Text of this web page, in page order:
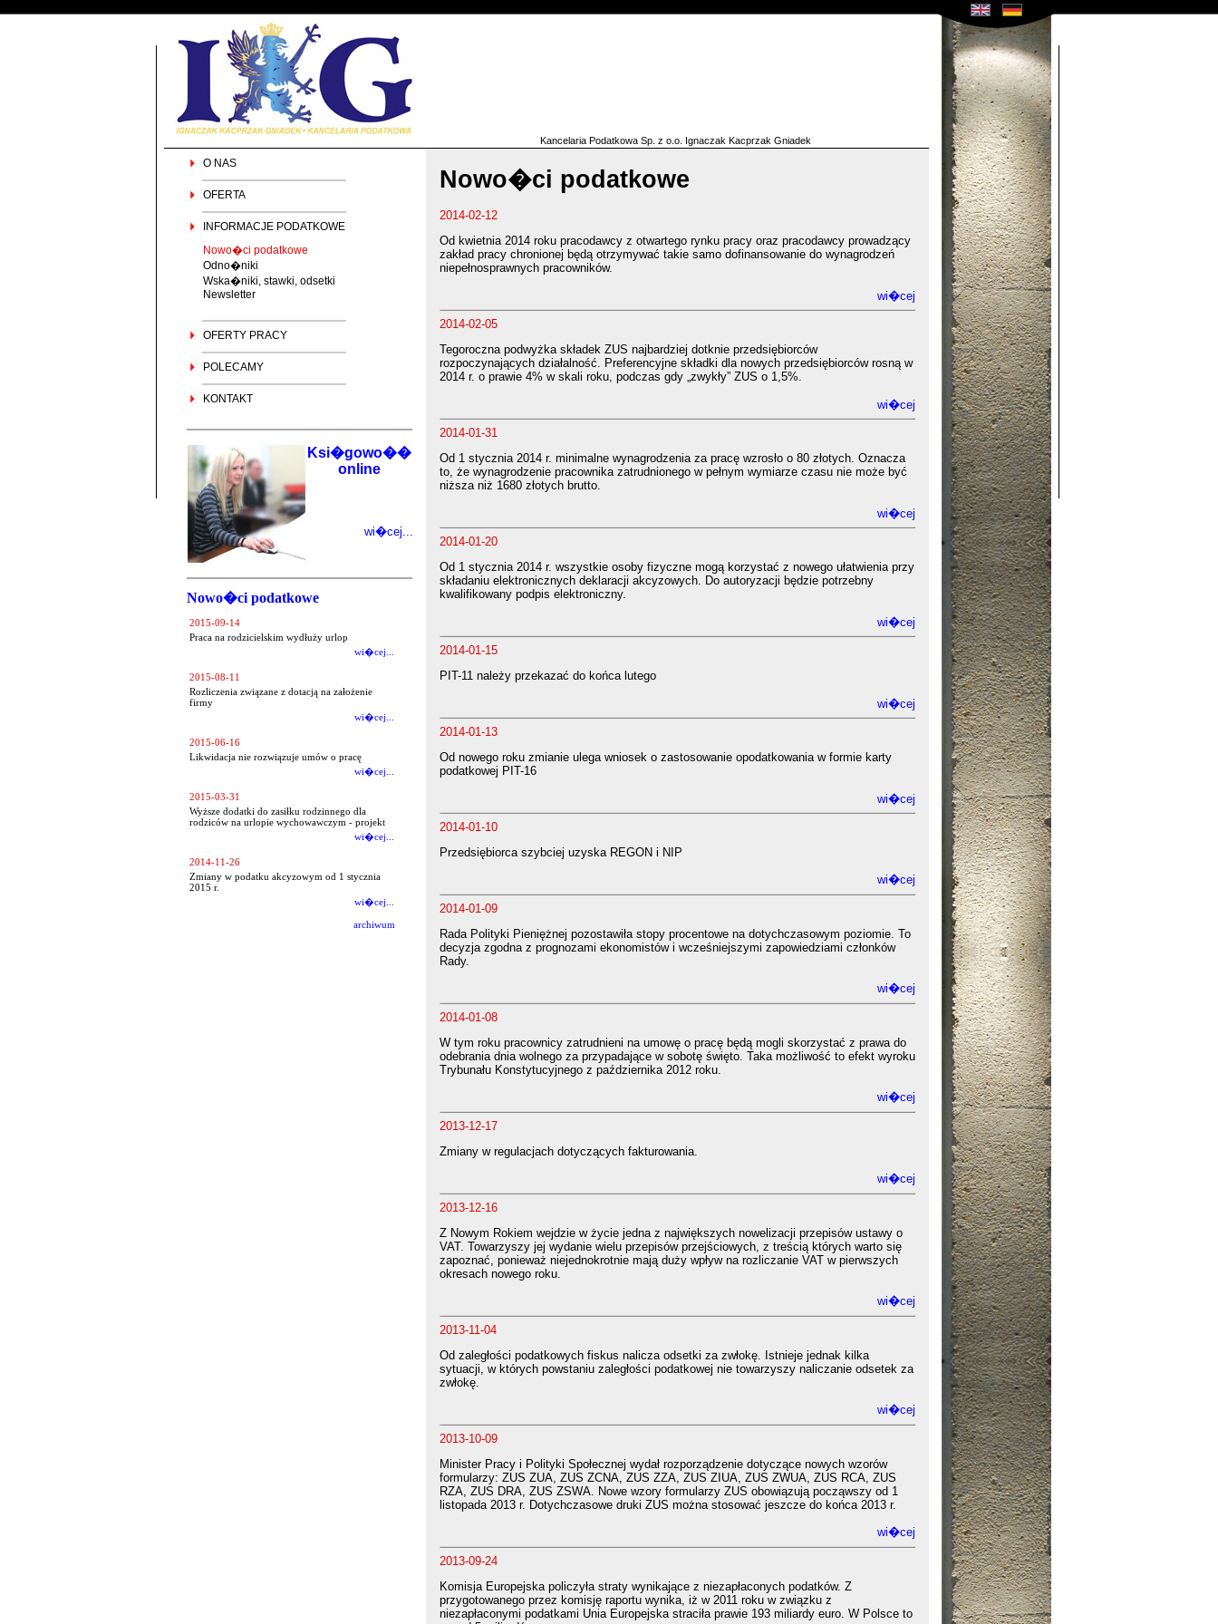
Kancelaria Podatkowa Sp. z o.o. Ignaczak Kacprzak Gniadek
O NAS
OFERTA
INFORMACJE PODATKOWE
Nowo�ci podatkowe
Odno�niki
Wska�niki, stawki, odsetki
Newsletter
OFERTY PRACY
POLECAMY
KONTAKT
Ksi�gowo��
online
wi�cej...
Nowo�ci podatkowe
2015-09-14
Praca na rodzicielskim wydłuży urlop
wi�cej...
2015-08-11
Rozliczenia związane z dotacją na założenie
firmy
wi�cej...
2015-06-16
Likwidacja nie rozwiązuje umów o pracę
wi�cej...
2015-03-31
Wyższe dodatki do zasiłku rodzinnego dla
rodziców na urlopie wychowawczym - projekt
wi�cej...
2014-11-26
Zmiany w podatku akcyzowym od 1 stycznia
2015 r.
wi�cej...
archiwum
Nowo�ci podatkowe
2014-02-12
Od kwietnia 2014 roku pracodawcy z otwartego rynku pracy oraz pracodawcy prowadzący
zakład pracy chronionej będą otrzymywać takie samo dofinansowanie do wynagrodzeń
niepełnosprawnych pracowników.
wi�cej
2014-02-05
Tegoroczna podwyżka składek ZUS najbardziej dotknie przedsiębiorców
rozpoczynających działalność. Preferencyjne składki dla nowych przedsiębiorców rosną w
2014 r. o prawie 4% w skali roku, podczas gdy „zwykły” ZUS o 1,5%.
wi�cej
2014-01-31
Od 1 stycznia 2014 r. minimalne wynagrodzenia za pracę wzrosło o 80 złotych. Oznacza
to, że wynagrodzenie pracownika zatrudnionego w pełnym wymiarze czasu nie może być
niższa niż 1680 złotych brutto.
wi�cej
2014-01-20
Od 1 stycznia 2014 r. wszystkie osoby fizyczne mogą korzystać z nowego ułatwienia przy
składaniu elektronicznych deklaracji akcyzowych. Do autoryzacji będzie potrzebny
kwalifikowany podpis elektroniczny.
wi�cej
2014-01-15
PIT-11 należy przekazać do końca lutego
wi�cej
2014-01-13
Od nowego roku zmianie ulega wniosek o zastosowanie opodatkowania w formie karty
podatkowej PIT-16
wi�cej
2014-01-10
Przedsiębiorca szybciej uzyska REGON i NIP
wi�cej
2014-01-09
Rada Polityki Pieniężnej pozostawiła stopy procentowe na dotychczasowym poziomie. To
decyzja zgodna z prognozami ekonomistów i wcześniejszymi zapowiedziami członków
Rady.
wi�cej
2014-01-08
W tym roku pracownicy zatrudnieni na umowę o pracę będą mogli skorzystać z prawa do
odebrania dnia wolnego za przypadające w sobotę święto. Taka możliwość to efekt wyroku
Trybunału Konstytucyjnego z października 2012 roku.
wi�cej
2013-12-17
Zmiany w regulacjach dotyczących fakturowania.
wi�cej
2013-12-16
Z Nowym Rokiem wejdzie w życie jedna z największych nowelizacji przepisów ustawy o
VAT. Towarzyszy jej wydanie wielu przepisów przejściowych, z treścią których warto się
zapoznać, ponieważ niejednokrotnie mają duży wpływ na rozliczanie VAT w pierwszych
okresach nowego roku.
wi�cej
2013-11-04
Od zaległości podatkowych fiskus nalicza odsetki za zwłokę. Istnieje jednak kilka
sytuacji, w których powstaniu zaległości podatkowej nie towarzyszy naliczanie odsetek za
zwłokę.
wi�cej
2013-10-09
Minister Pracy i Polityki Społecznej wydał rozporządzenie dotyczące nowych wzorów
formularzy: ZUS ZUA, ZUS ZCNA, ZUS ZZA, ZUS ZIUA, ZUS ZWUA, ZUS RCA, ZUS
RZA, ZUS DRA, ZUS ZSWA. Nowe wzory formularzy ZUS obowiązują począwszy od 1
listopada 2013 r. Dotychczasowe druki ZUS można stosować jeszcze do końca 2013 r.
wi�cej
2013-09-24
Komisja Europejska policzyła straty wynikające z niezapłaconych podatków. Z
przygotowanego przez komisję raportu wynika, iż w 2011 roku w związku z
niezapłaconymi podatkami Unia Europejska straciła prawie 193 miliardy euro. W Polsce to